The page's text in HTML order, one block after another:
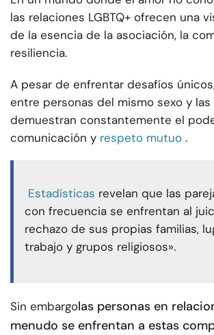
las relaciones LGBTQ+ ofrecen una
de la esencia de la asociación, la
resiliencia.
A pesar de enfrentar desafíos
entre personas del mismo sexo y las
demuestran constantemente el
comunicación y respeto mutuo .
Estadísticas revelan que las
con frecuencia se enfrentan al
rechazo de sus propias familias,
trabajo y grupos religiosos».
Sin embargolas personas en
menudo se enfrentan a estas